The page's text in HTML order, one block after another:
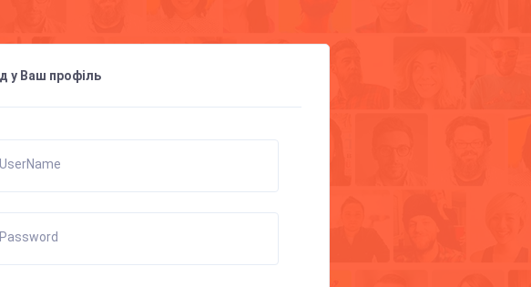
у Ваш профіль
UserName
Password